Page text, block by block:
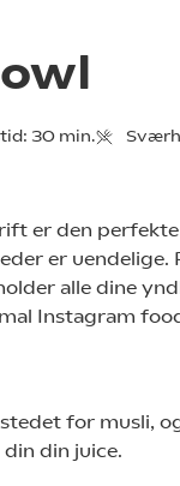
30 min.
er den
er uendelige.
alle dine
Instagram
for musli,
din juice.